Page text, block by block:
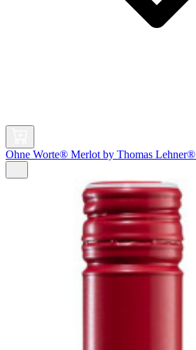
Ohne Worte® Merlot by Thomas Lehner®